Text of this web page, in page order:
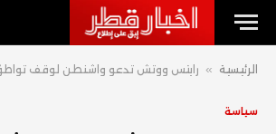
الرئيسية » رايتس ووتش تدعو واشنطن لوقف
سياسة